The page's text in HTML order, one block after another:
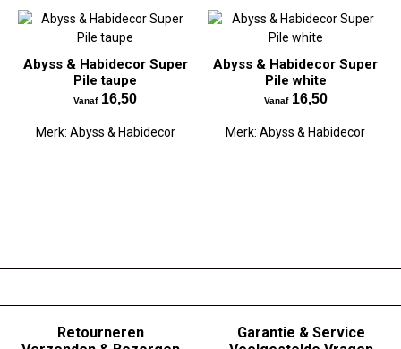
Abyss & Habidecor Super
Pile taupe
Vanaf16,50
Merk: Abyss & Habidecor
Abyss & Habidecor Super
Pile white
Vanaf16,50
Merk:Abyss & Habidecor
Retourneren
Garantie & Service